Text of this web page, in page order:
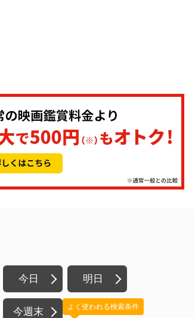
今日 明日
今週末 よく使われる検索条件